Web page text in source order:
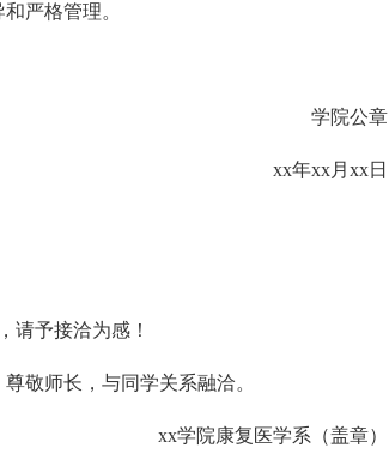
严格管理。
学院公章
xx年xx月xx日
请予接洽为感！
敬师长，与同学关系融洽。
xx学院康复医学系（盖章）